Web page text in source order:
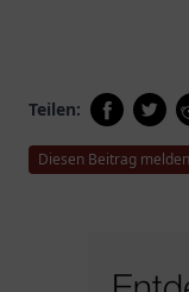
Teilen:
Diesen Beitrag melden